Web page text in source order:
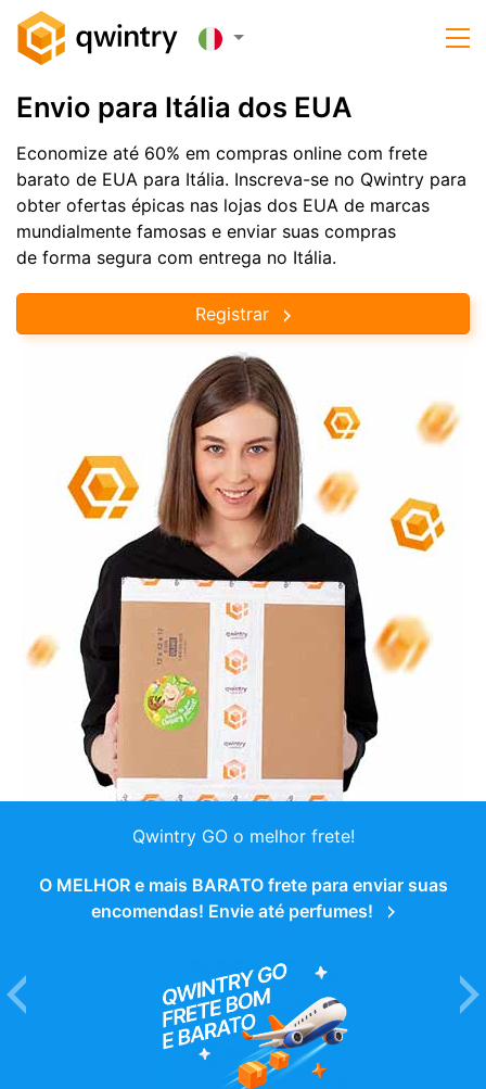
Envio para Itália dos EUA
Economize até 60% em compras online com frete
barato de EUA para Itália. Inscreva-se no Qwintry para
obter ofertas épicas nas lojas dos EUA de marcas
mundialmente famosas e enviar suas compras
de forma segura com entrega no Itália.
Registrar
Qwintry GO o melhor frete!
O MELHOR e mais BARATO frete para enviar suas
encomendas! Envie até perfumes!